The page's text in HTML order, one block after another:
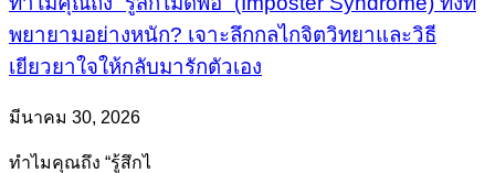
พยายามอย่างหนัก? เจาะลึกกลไกจิตวิทยาและวิธี
เยียวยาใจให้กลับมารักตัวเอง
มีนาคม 30, 2026
ทำไมคุณถึง “รู้สึกไ